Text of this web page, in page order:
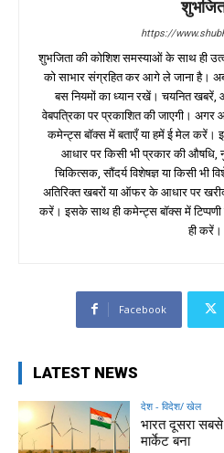
https://
शुभजिता की कोशिश समस्याओं के साथ ही
को साभार संग्रहित कर आगे ले जाना है।
बस नियमों का ध्यान रखें। चयनित
वेबपत्रिका पर प्रकाशित की जाएगी।
कमेन्ट्स बॉक्स में बताएँ या हमें ई मेल
आधार पर किसी भी प्रकार की औषधि,
चिकित्सक, सौंदर्य विशेषज्ञ या किसी
अतिरिक्त खबरों या ऑफर के आधार पर
करें। इसके साथ ही कमेन्ट्स बॉक्स में टिप्पणी
ही करें।
Facebook
LATEST NEWS
देश - विदेश/ खेल
भारत दूसरा
मार्केट बना